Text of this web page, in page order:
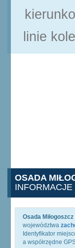
linie
OSADA
INFORMACJE
Osada Miłogoszcz
województwa
Identyfikator
a współrzędne